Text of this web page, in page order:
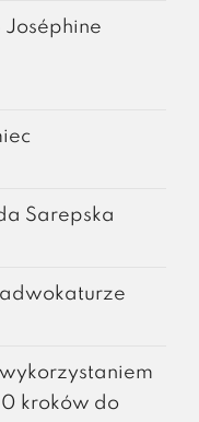
Joséphine
Sarepska
kroków do